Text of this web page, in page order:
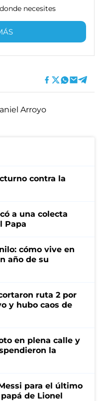
necesites
Arroyo
contra la
a una colecta
Papa
cómo vive en
año de su
ruta 2 por
y hubo caos de
en plena calle y
la
para el último
de Lionel